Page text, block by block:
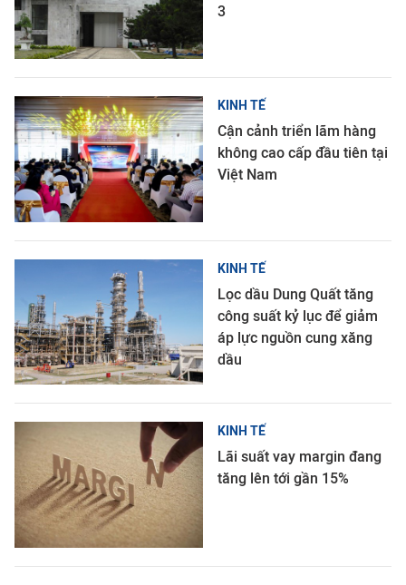
3
KINH TẾ
Cận cảnh triển lãm hàng
không cao cấp đầu tiên tại
Việt Nam
KINH TẾ
Lọc dầu Dung Quất tăng
công suất kỷ lục để giảm
áp lực nguồn cung xăng
dầu
KINH TẾ
Lãi suất vay margin đang
tăng lên tới gần 15%